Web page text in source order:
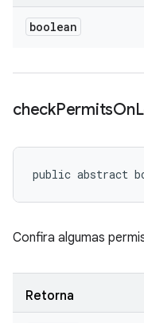
boolean
checkPermitsOn
public abstract
Confira algumas
Retorna